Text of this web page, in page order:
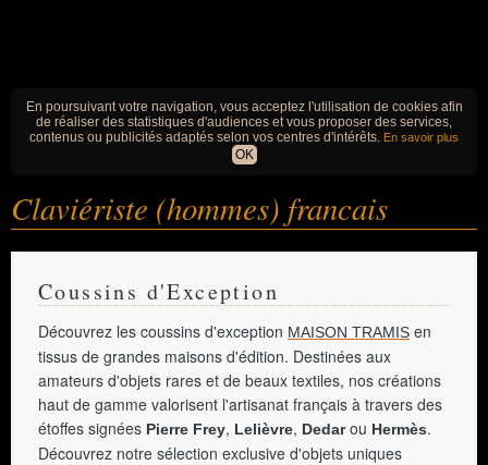
En poursuivant votre navigation, vous acceptez l'utilisation de cookies afin
de réaliser des statistiques d'audiences et vous proposer des services,
contenus ou publicités adaptés selon vos centres d'intérêts. En savoir plus
OK
Claviériste (hommes) francais
Coussins d'Exception
Découvrez les coussins d'exception MAISON TRAMIS en
tissus de grandes maisons d'édition. Destinées aux
amateurs d'objets rares et de beaux textiles, nos créations
haut de gamme valorisent l'artisanat français à travers des
étoffes signées Pierre Frey, Lelièvre, Dedarou Hermès.
Découvrez notre sélection exclusive d'objets uniques